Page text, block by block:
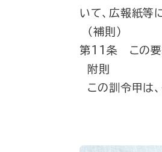
いて、広報紙等
（補則）
第11条 この要
附則
この訓令甲は